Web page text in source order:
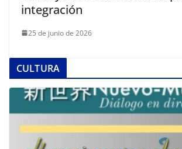
integración
25 de junio de 2026
CULTURA